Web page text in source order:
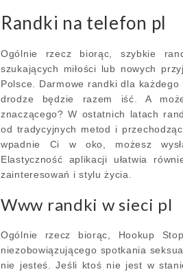
Randki na telefon pl
Ogólnie rzecz biorąc, szybkie
szukających miłości lub nowych
Polsce. Darmowe randki dla
drodze będzie razem iść. A
znaczącego? W ostatnich latach
od tradycyjnych metod i
wpadnie Ci w oko, możesz
Elastyczność aplikacji ułatwia
zainteresowań i stylu życia.
Www randki w sieci pl
Ogólnie rzecz biorąc, Hookup
niezobowiązującego spotkania
nie jesteś. Jeśli ktoś nie jest w